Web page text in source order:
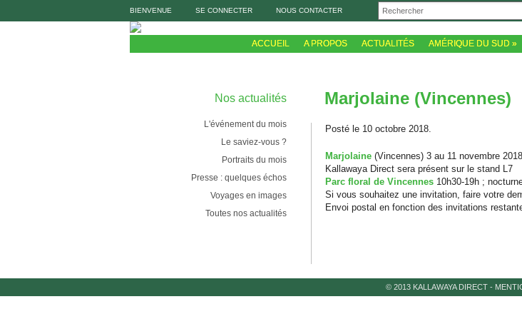
BIENVENUE SE CONNECTER NOUS CONTACTER
ACCUEIL A PROPOS ACTUALITÉS AMÉRIQUE DU SUD »
Nos actualités
L'événement du mois
Le saviez-vous ?
Portraits du mois
Presse : quelques échos
Voyages en images
Toutes nos actualités
Marjolaine (Vincennes)
Posté le 10 octobre 2018.
Marjolaine (Vincennes) 3 au 11 novembre
Kallawaya Direct sera présent sur le stand L7
Parc floral de Vincennes 10h30-19h ;
Si vous souhaitez une invitation, faire votre
Envoi postal en fonction des invitations
© 2013 KALLAWAYA DIRECT-